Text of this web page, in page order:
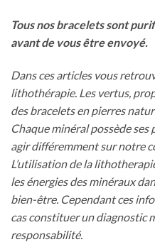
Tous nos bracelets sont
avant de vous être envoyé.
Dans ces articles vous
lithothérapie. Les vertus,
des bracelets en pierres
Chaque minéral possède
agir différemment sur notre
L’utilisation de la
les énergies des minéraux
bien-être. Cependant ces
cas constituer un diagnostic
responsabilité.